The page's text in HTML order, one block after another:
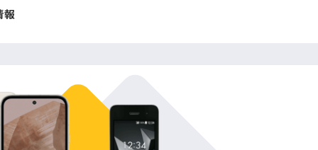
報